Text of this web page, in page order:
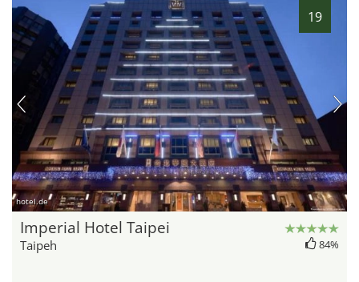
19
hotel.de
Imperial Hotel Taipei
Taipeh 84%